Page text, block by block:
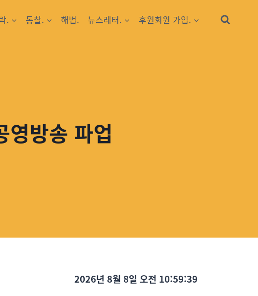
. 통찰. 해법. 뉴스레터. 후원회원 가입.
영방송 파업
2026년 8월 8일 오전 10:59:40